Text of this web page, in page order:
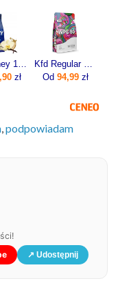
zł
Od 94,99zł
podpowiadam
↗ Udostępnij